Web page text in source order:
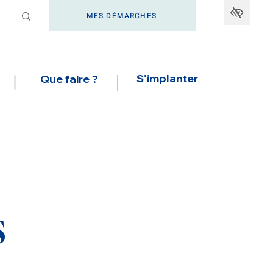
MES DÉMARCHES
Que faire ? S'implanter